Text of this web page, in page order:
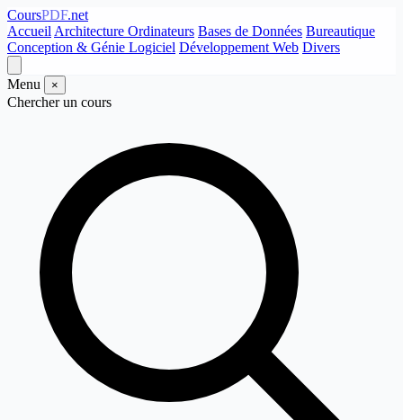
CoursPDF.net
Accueil Architecture Ordinateurs Bases de Données Bureautique
Conception & Génie Logiciel Développement Web Divers
Menu ×
Chercher un cours